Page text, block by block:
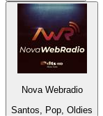
Nova Webradio
Santos, Pop, Oldies